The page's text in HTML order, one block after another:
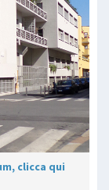
clicca qui